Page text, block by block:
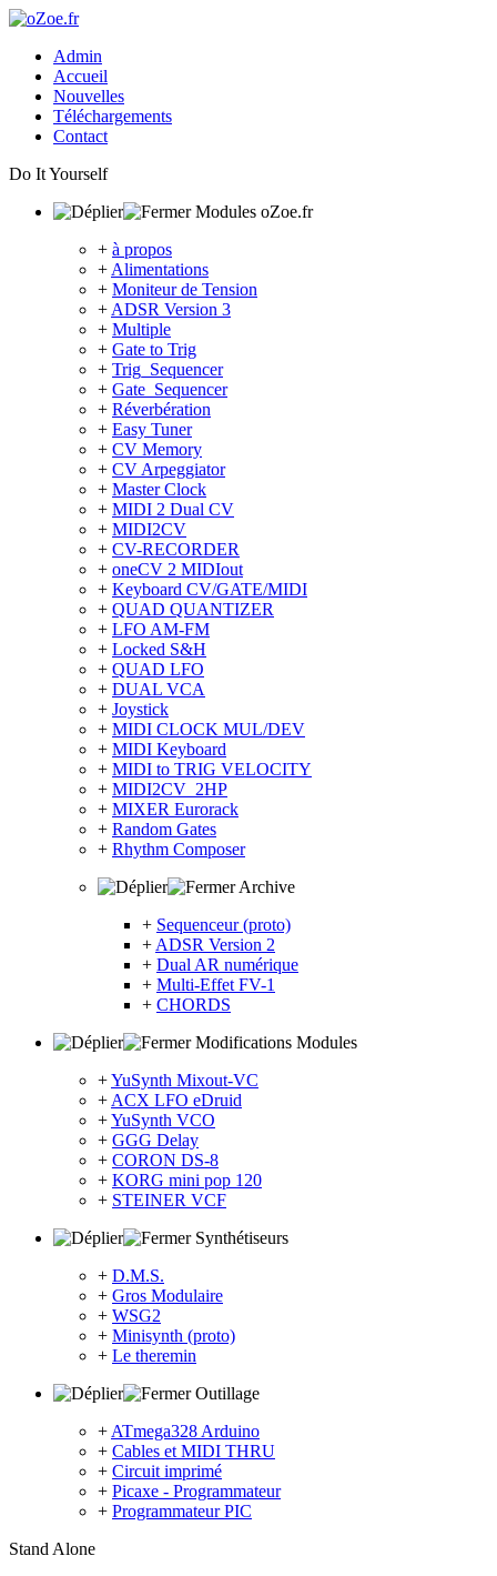
Admin
Accueil
Nouvelles
Téléchargements
Contact
Do It Yourself
Modules oZoe.fr
+ à propos
+ Alimentations
+ Moniteur de Tension
+ ADSR Version 3
+ Multiple
+ Gate to Trig
+ Trig_Sequencer
+ Gate_Sequencer
+ Réverbération
+ Easy Tuner
+ CV Memory
+ CV Arpeggiator
+ Master Clock
+ MIDI 2 Dual CV
+ MIDI2CV
+ CV-RECORDER
+ oneCV 2 MIDIout
+ Keyboard CV/GATE/MIDI
+ QUAD QUANTIZER
+ LFO AM-FM
+ Locked S&H
+ QUAD LFO
+ DUAL VCA
+ Joystick
+ MIDI CLOCK MUL/DEV
+ MIDI Keyboard
+ MIDI to TRIG VELOCITY
+ MIDI2CV_2HP
+ MIXER Eurorack
+ Random Gates
+ Rhythm Composer
Archive
+ Sequenceur (proto)
+ ADSR Version 2
+ Dual AR numérique
+ Multi-Effet FV-1
+ CHORDS
Modifications Modules
+YuSynth Mixout-VC
+ ACX LFO eDruid
+YuSynth VCO
+ GGG Delay
+ CORON DS-8
+ KORG mini pop 120
+ STEINER VCF
Synthétiseurs
+ D.M.S.
+ Gros Modulaire
+ WSG2
+ Minisynth (proto)
+ Le theremin
Outillage
+ ATmega328 Arduino
+ Cables et MIDI THRU
+ Circuit imprimé
+ Picaxe - Programmateur
+ Programmateur PIC
Stand Alone